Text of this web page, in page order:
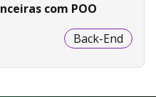
com POO
Back-End